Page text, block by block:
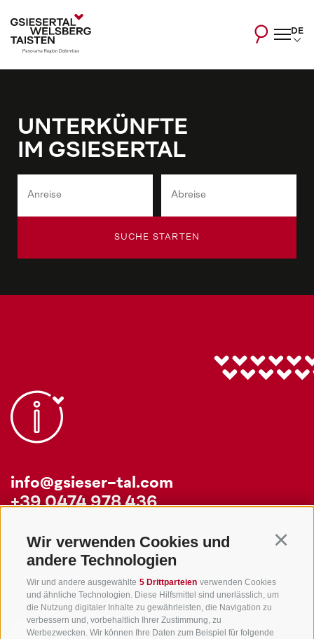
Wir verwenden Cookies und
andere Technologien
Wir und andere ausgewählte 5 Drittparteien verwenden Cookies
und ähnliche Technologien. Diese Hilfsmittel sind unerlässlich, um
die Nutzung digitaler Inhalte zu gewährleisten, die Navigation zu
verbessern und, vorbehaltlich Ihrer Zustimmung, zu
Werbezwecken. Wir können Ihre Daten zum Beispiel für folgende
DE
UNTERKÜNFTE
IM GSIESERTAL
SUCHE STARTEN
info@gsieser-tal.com
+39 0474 978 436
Tourismusgenossenschaft Gsiesertal - Welsberg - Taisten in
Südtirol
St. Martin 10a
I-39030 Gsiesertal